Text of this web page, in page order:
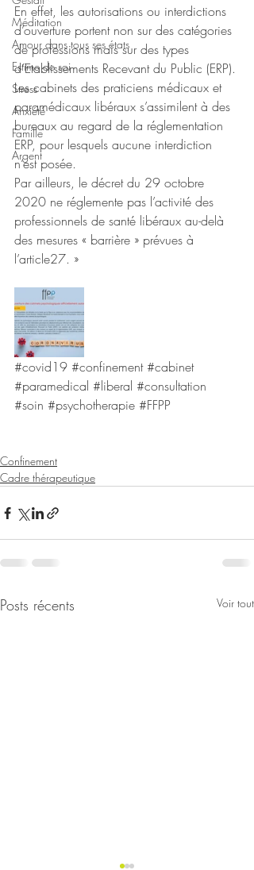
Méditation
Amour dans tous ses états
Estime de soi
Stress
Anxiété
Famille
Argent
En effet, les autorisations ou interdictions
d’ouverture portent non sur des catégories
de professions mais sur des types
d’Etablissements Recevant du Public (ERP).
Les cabinets des praticiens médicaux et
paramédicaux libéraux s’assimilent à des
bureaux au regard de la réglementation
ERP, pour lesquels aucune interdiction
n’est posée.
Par ailleurs, le décret du 29 octobre
2020 ne réglemente pas l’activité des
professionnels de santé libéraux au-delà
des mesures « barrière » prévues à
l’article27. »
#covid19 #confinement #cabinet
#paramedical #liberal #consultation
#soin #psychotherapie #FFPP
Confinement
Cadre thérapeutique
Posts récents Voir tout